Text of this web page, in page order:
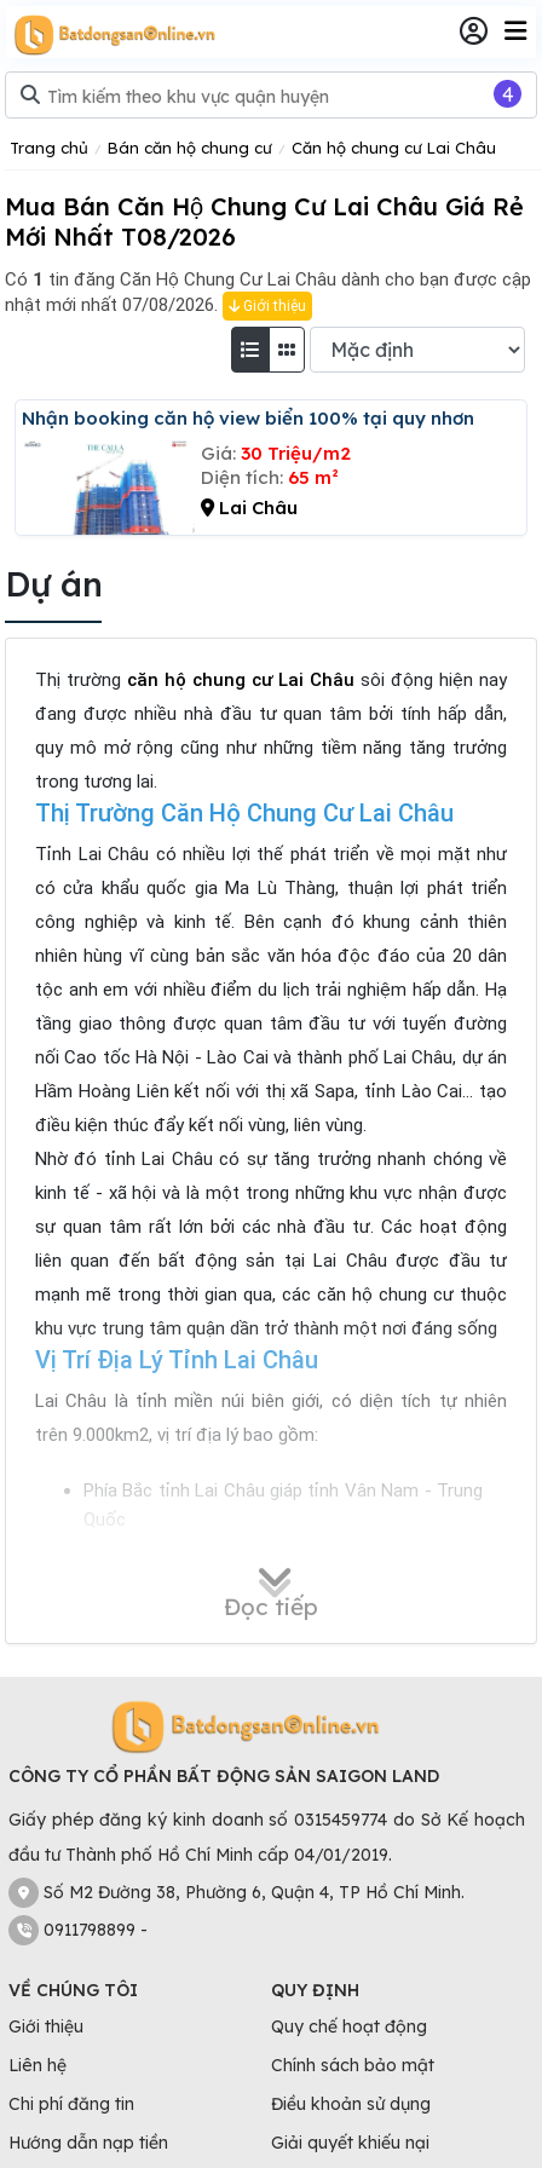
Trang chủ Bán căn hộ chung cư Căn hộ chung cư Lai Châu
Mua Bán Căn Hộ Chung Cư Lai Châu Giá Rẻ
Mới Nhất T08/2026
Có 1 tin đăng Căn Hộ Chung Cư Lai Châu dành cho bạn được cập
nhật mới nhất 07/08/2026.
Giới thiệu
Nhận booking căn hộ view biển 100% tại quy nhơn
Giá: 30 Triệu/m2
Diện tích: 65 m²
Lai Châu
Dự án
Thị trường căn hộ chung cư Lai Châusôi động hiện nay
đang được nhiều nhà đầu tư quan tâm bởi tính hấp dẫn,
quy mô mở rộng cũng như những tiềm năng tăng trưởng
trong tương lai.
Thị Trường Căn Hộ Chung Cư Lai Châu
Tỉnh Lai Châu có nhiều lợi thế phát triển về mọi mặt như
có cửa khẩu quốc gia Ma Lù Thàng, thuận lợi phát triển
công nghiệp và kinh tế. Bên cạnh đó khung cảnh thiên
nhiên hùng vĩ cùng bản sắc văn hóa độc đáo của 20 dân
tộc anh em với nhiều điểm du lịch trải nghiệm hấp dẫn. Hạ
tầng giao thông được quan tâm đầu tư với tuyến đường
nối Cao tốc Hà Nội - Lào Cai và thành phố Lai Châu, dự án
Hầm Hoàng Liên kết nối với thị xã Sapa, tỉnh Lào Cai... tạo
điều kiện thúc đẩy kết nối vùng, liên vùng.
Nhờ đó tỉnh Lai Châu có sự tăng trưởng nhanh chóng về
kinh tế - xã hội và là một trong những khu vực nhận được
sự quan tâm rất lớn bởi các nhà đầu tư. Các hoạt động
liên quan đến bất động sản tại Lai Châu được đầu tư
mạnh mẽ trong thời gian qua, các căn hộ chung cư thuộc
khu vực trung tâm quận dần trở thành một nơi đáng sống
Vị Trí Địa Lý Tỉnh Lai Châu
Lai Châu là tỉnh miền núi biên giới, có diện tích tự nhiên
trên 9.000km2, vị trí địa lý bao gồm:
Phía Bắc tỉnh Lai Châu giáp tỉnh Vân Nam - Trung
Quốc
Phía Tây và phía Nam giáp tỉnh Điện Biên.
Giá Bán Căn Hộ Chung Cư Lai Châu
Châu sẽ có chênh lệch.
Căn hộ chung cư Lai Châu dưới 1 tỷ
Căn hộ chung cư Lai Châu trên 4 tỷ
9 Điều Cần Lưu Ý Khi Mua Căn Hộ Chung
Cư Lai Châu
Xác định vị trí chung cư để tiện lợi cho việc di
gần nơi làm việc, trường học, chợ, siêu thị, bệnh
viện, … để tiết kiệm thời gian và công sức di
chuyển
đón hướng gió và ánh sáng tự nhiên và có cửa
Đọc tiếp
4
CÔNG TY CỔ PHẦN BẤT ĐỘNG SẢN SAIGON LAND
Giấy phép đăng ký kinh doanh số 0315459774 do Sở Kế hoạch
đầu tư Thành phố Hồ Chí Minh cấp 04/01/2019.
Số M2 Đường 38, Phường 6, Quận 4, TP Hồ Chí Minh.
0911798899 -
VỀ CHÚNG TÔI
Giới thiệu
Liên hệ
Chi phí đăng tin
Hướng dẫn nạp tiền
QUY ĐỊNH
Quy chế hoạt động
Chính sách bảo mật
Điều khoản sử dụng
Giải quyết khiếu nại